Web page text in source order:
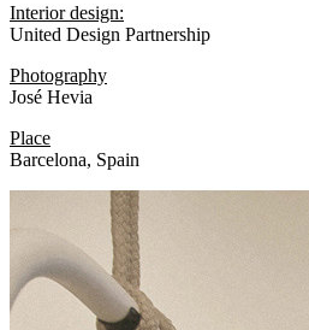
Interior design:
United Design Partnership
Photography
José Hevia
Place
Barcelona, Spain